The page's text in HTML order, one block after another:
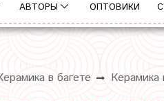
АВТОРЫ ОПТОВИКИ
в багете Керамика